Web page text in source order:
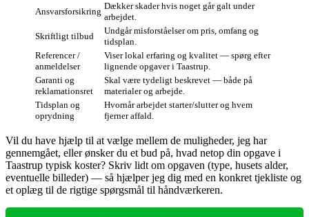
Ansvarsforsikring
Dækker skader hvis noget går galt under
arbejdet.
Skriftligt tilbud
Undgår misforståelser om pris, omfang og
tidsplan.
Referencer /
anmeldelser
Viser lokal erfaring og kvalitet — spørg efter
lignende opgaver i Taastrup.
Garanti og
reklamationsret
Skal være tydeligt beskrevet — både på
materialer og arbejde.
Tidsplan og
oprydning
Hvornår arbejdet starter/slutter og hvem
fjerner affald.
Vil du have hjælp til at vælge mellem de muligheder, jeg har
gennemgået, eller ønsker du et bud på, hvad netop din opgave i
Taastrup typisk koster? Skriv lidt om opgaven (type, husets alder,
eventuelle billeder) — så hjælper jeg dig med en konkret tjekliste og
et oplæg til de rigtige spørgsmål til håndværkeren.